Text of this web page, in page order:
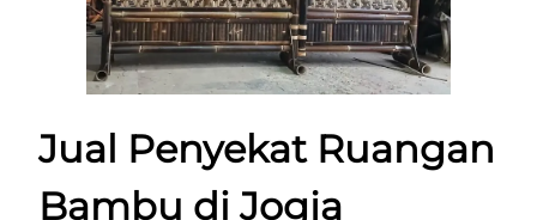
Jual Penyekat Ruangan
Bambu di Jogja